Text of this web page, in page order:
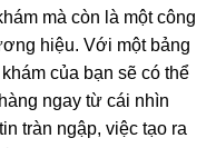
mà còn là một công
hiệu. Với một bảng
của bạn sẽ có thể
ngay từ cái nhìn
tràn ngập, việc tạo ra